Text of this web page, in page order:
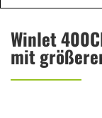
Winlet
mit